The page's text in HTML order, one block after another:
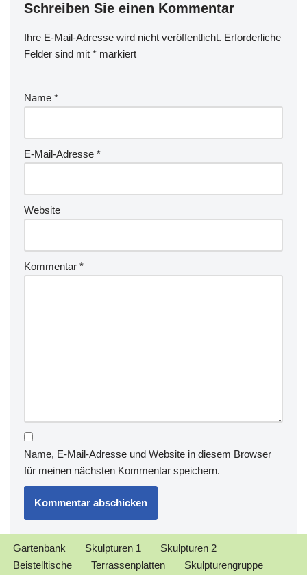
Schreiben Sie einen Kommentar
Ihre E-Mail-Adresse wird nicht veröffentlicht. Erforderliche
Felder sind mit * markiert
Name *
E-Mail-Adresse *
Website
Kommentar *
Name, E-Mail-Adresse und Website in diesem Browser
für meinen nächsten Kommentar speichern.
Gartenbank Skulpturen 1
Skulpturen 2
Beistelltische
Terrassenplatten Skulpturengruppe